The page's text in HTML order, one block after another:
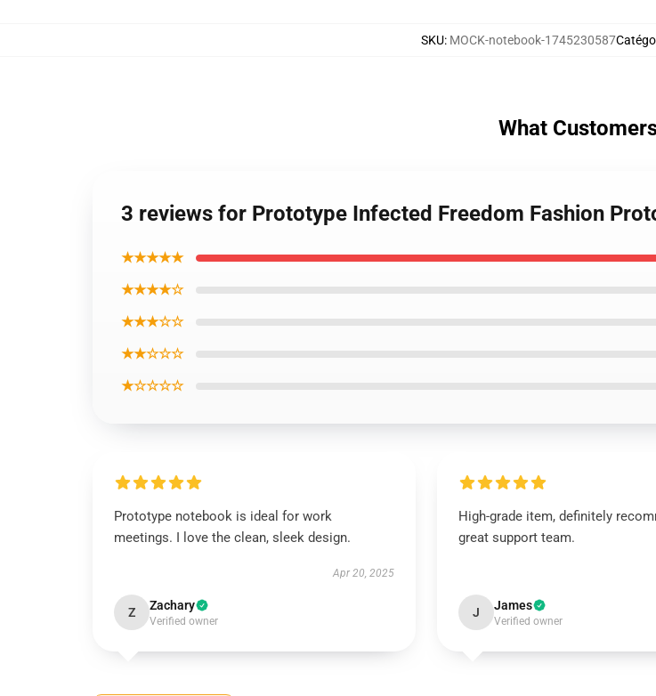
SKU: MOCK-notebook-1745230587
What
3 reviews for Prototype Infected Freedom Fashion
★★★★★
★★★★☆
★★★☆☆
★★☆☆☆
★☆☆☆☆
Prototype notebook is ideal for work
meetings. I love the clean, sleek design.
Apr 20, 2025
Z Zachary
Verified owner
High-grade item, definitely
great support team.
J James
Verified owner